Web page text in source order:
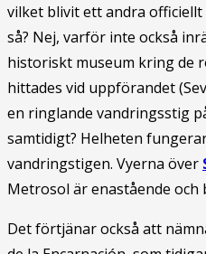
vilket blivit ett andra
så? Nej, varför inte också
historiskt museum kring de
hittades vid uppförandet
en ringlande vandringsstig
samtidigt? Helheten
vandringstigen. Vyerna över
Metrosol är enastående och
Det förtjänar också att